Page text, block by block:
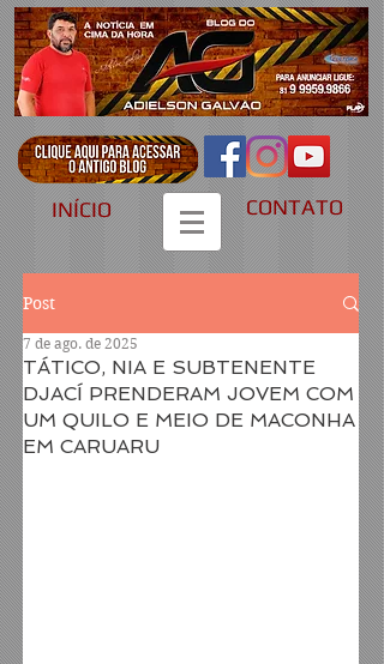
INÍCIO CONTATO
Post
TÁTICO, NIA E SUBTENENTE
DJACÍ PRENDERAM JOVEM COM
UM QUILO E MEIO DE MACONHA
EM CARUARU
7 de ago. de 2025